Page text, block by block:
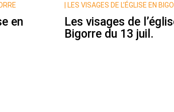
en
LES VISAGES DE L’ÉGLISE EN
Les visages de
Bigorre du 13 juil.